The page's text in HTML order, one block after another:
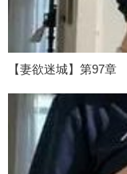
【妻欲迷城】第97章